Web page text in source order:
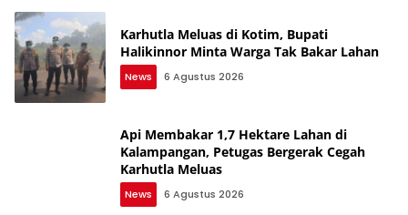
Karhutla Meluas di Kotim, Bupati
Halikinnor Minta Warga Tak Bakar Lahan
News 6 Agustus 2026
Api Membakar 1,7 Hektare Lahan di
Kalampangan, Petugas Bergerak Cegah
Karhutla Meluas
News 6 Agustus 2026